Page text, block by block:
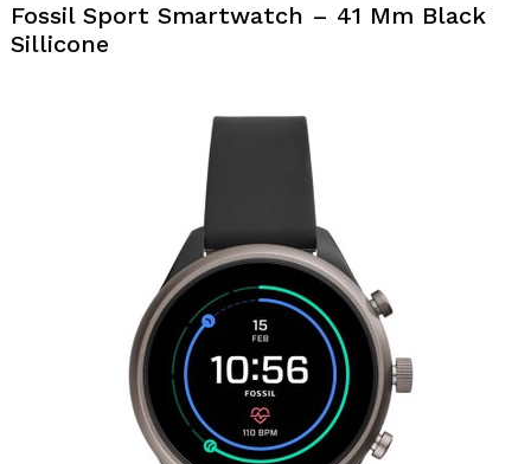
Fossil Sport Smartwatch – 41 Mm Black
Sillicone